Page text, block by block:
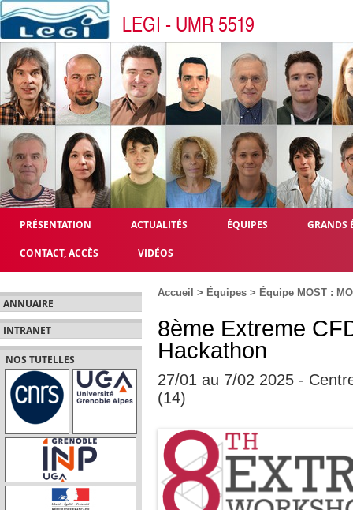
LEGI - UMR 5519
PRÉSENTATION ACTUALITÉS ÉQUIPES GRANDS
CONTACT, ACCÈS VIDÉOS
ANNUAIRE
INTRANET
NOS TUTELLES
Accueil > Équipes > Équipe MOST :
8ème Extreme
Hackathon
27/01 au 7/02 2025 -
(14)